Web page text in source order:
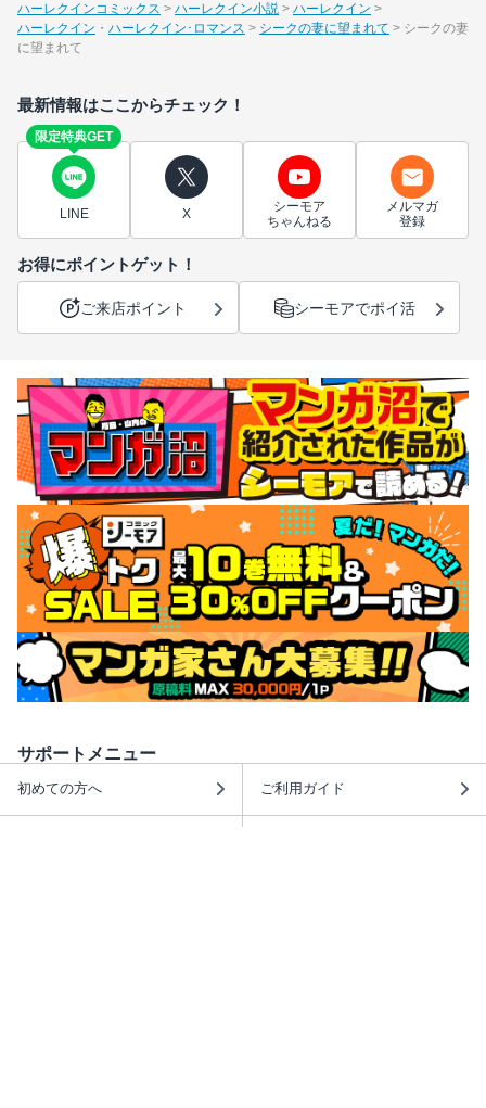
ハーレクインコミックス
ハーレクイン小説
ハーレクイン
ハーレクイン
ハーレクイン･ロマンス シークの妻に望まれて
シークの妻
に望まれて
最新情報はここからチェック！
限定特典GET
LINE X
シーモア
ちゃんねる
メルマガ
登録
お得にポイントゲット！
ご来店ポイント シーモアでポイ活
サポートメニュー
初めての方へ ご利用ガイド